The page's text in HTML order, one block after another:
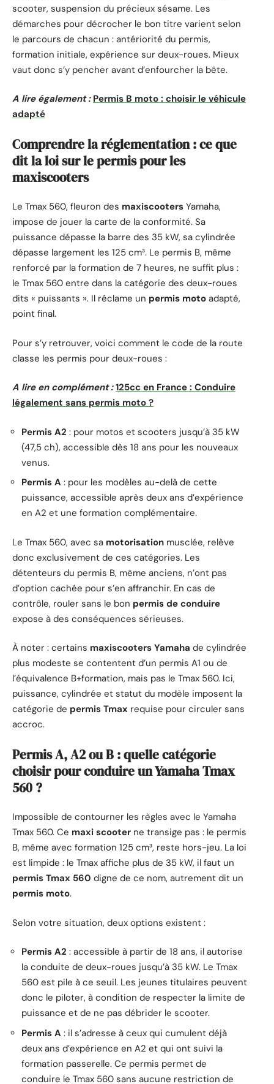
scooter, suspension du précieux sésame. Les
démarches pour décrocher le bon titre varient selon
le parcours de chacun : antériorité du permis,
formation initiale, expérience sur deux-roues. Mieux
vaut donc s’y pencher avant d’enfourcher la bête.
A lire également : Permis B moto : choisir le véhicule
adapté
Comprendre la réglementation : ce que
dit la loi sur le permis pour les
maxiscooters
Le Tmax 560, fleuron des maxiscooters Yamaha,
impose de jouer la carte de la conformité. Sa
puissance dépasse la barre des 35 kW, sa cylindrée
dépasse largement les 125 cm³. Le permis B, même
renforcé par la formation de 7 heures, ne suffit plus :
le Tmax 560 entre dans la catégorie des deux-roues
dits « puissants ». Il réclame un permis moto adapté,
point final.
Pour s’y retrouver, voici comment le code de la route
classe les permis pour deux-roues :
A lire en complément : 125cc en France : Conduire
légalement sans permis moto ?
Permis A2 : pour motos et scooters jusqu’à 35 kW
(47,5 ch), accessible dès 18 ans pour les nouveaux
venus.
Permis A : pour les modèles au-delà de cette
puissance, accessible après deux ans d’expérience
en A2 et une formation complémentaire.
Le Tmax 560, avec sa motorisation musclée, relève
donc exclusivement de ces catégories. Les
détenteurs du permis B, même anciens, n’ont pas
d’option cachée pour s’en affranchir. En cas de
contrôle, rouler sans le bon permis de conduire
expose à des conséquences sérieuses.
À noter : certains maxiscooters Yamaha de cylindrée
plus modeste se contentent d’un permis A1 ou de
l’équivalence B+formation, mais pas le Tmax 560. Ici,
puissance, cylindrée et statut du modèle imposent la
catégorie de permis Tmax requise pour circuler sans
accroc.
Permis A, A2 ou B : quelle catégorie
choisir pour conduire un Yamaha Tmax
560 ?
Impossible de contourner les règles avec le Yamaha
Tmax 560. Ce maxi scooter ne transige pas : le permis
B, même avec formation 125 cm³, reste hors-jeu. La loi
est limpide : le Tmax affiche plus de 35 kW, il faut un
permis Tmax 560 digne de ce nom, autrement dit un
permis moto.
Selon votre situation, deux options existent :
Permis A2 : accessible à partir de 18 ans, il autorise
la conduite de deux-roues jusqu’à 35 kW. Le Tmax
560 est pile à ce seuil. Les jeunes titulaires peuvent
donc le piloter, à condition de respecter la limite de
puissance et de ne pas débrider le scooter.
Permis A : il s’adresse à ceux qui cumulent déjà
deux ans d’expérience en A2 et qui ont suivi la
formation passerelle. Ce permis permet de
conduire le Tmax 560 sans aucune restriction de